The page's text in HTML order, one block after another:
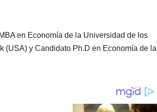
en Economía de la Universidad de los
(USA) y Candidato Ph.D en Economía de la